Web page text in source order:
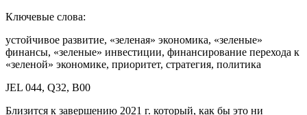
Ключевые слова:
устойчивое развитие, «зеленая» экономика, «зеленые»
финансы, «зеленые» инвестиции, финансирование перехода к
«зеленой» экономике, приоритет, стратегия, политика
JEL 044, Q32, В00
Близится к завершению 2021 г. который, как бы это ни